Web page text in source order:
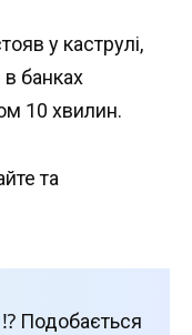
у каструлі,
в банках
10 хвилин.
та
Подобається